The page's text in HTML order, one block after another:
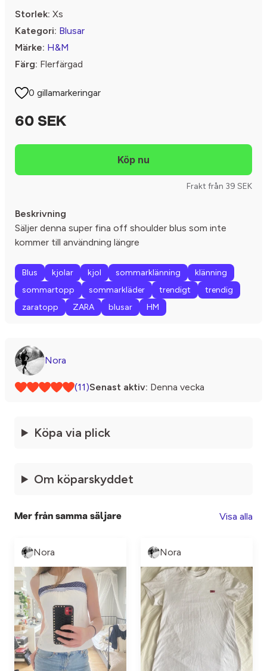
Storlek: Xs
Kategori: Blusar
Märke: H&M
Färg: Flerfärgad
0 gillamarkeringar
60 SEK
Frakt från 39 SEK
Beskrivning
Säljer denna super fina off shoulder blus som inte
kommer till användning längre
Blus kjolar kjol sommarklänning
klänning
sommartopp
sommarkläder trendigt
trendig
zaratopp
ZARA blusar HM
Nora
(11)Senast aktiv: Denna vecka
Köpa via plick
Om köparskyddet
Mer från samma säljare Visa alla
Nora Nora